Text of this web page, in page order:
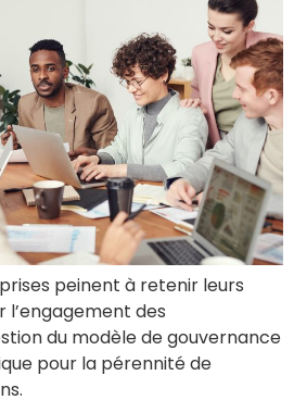
peinent à retenir leurs
des
du modèle de gouvernance
pour la pérennité de